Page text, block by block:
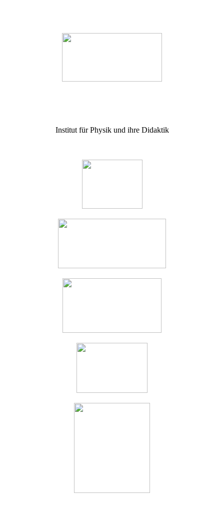
Institut für Physik und ihre Didaktik